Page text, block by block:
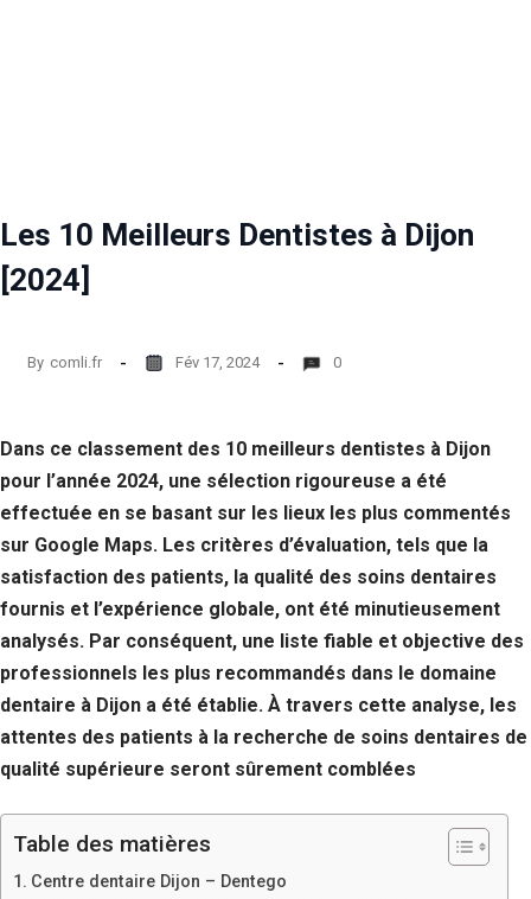
Les 10 Meilleurs Dentistes à Dijon
[2024]
By comli.fr Fév 17, 2024 0
Dans ce classement des 10 meilleurs dentistes à Dijon
pour l’année 2024, une sélection rigoureuse a été
effectuée en se basant sur les lieux les plus commentés
sur Google Maps. Les critères d’évaluation, tels que la
satisfaction des patients, la qualité des soins dentaires
fournis et l’expérience globale, ont été minutieusement
analysés. Par conséquent, une liste fiable et objective des
professionnels les plus recommandés dans le domaine
dentaire à Dijon a été établie. À travers cette analyse, les
attentes des patients à la recherche de soins dentaires de
qualité supérieure seront sûrement comblées
Table des matières
Centre dentaire Dijon – Dentego